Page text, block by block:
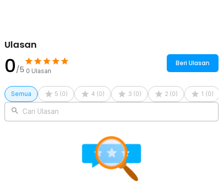
Rincian yang Anda dapatkan untuk pembelian produk ini:
1 x Pasang Rhodey Insole Sepatu Orthopedic Breathable
Polyurethane Sponge 35-40 - 169D
Ulasan
0/5 0 Ulasan
Beri Ulasan
Semua 5 (0) 4 (0) 3 (0) 2 (0) 1 (0)
Cari Ulasan